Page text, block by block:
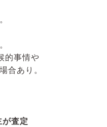
的事情や
合あり。
査定